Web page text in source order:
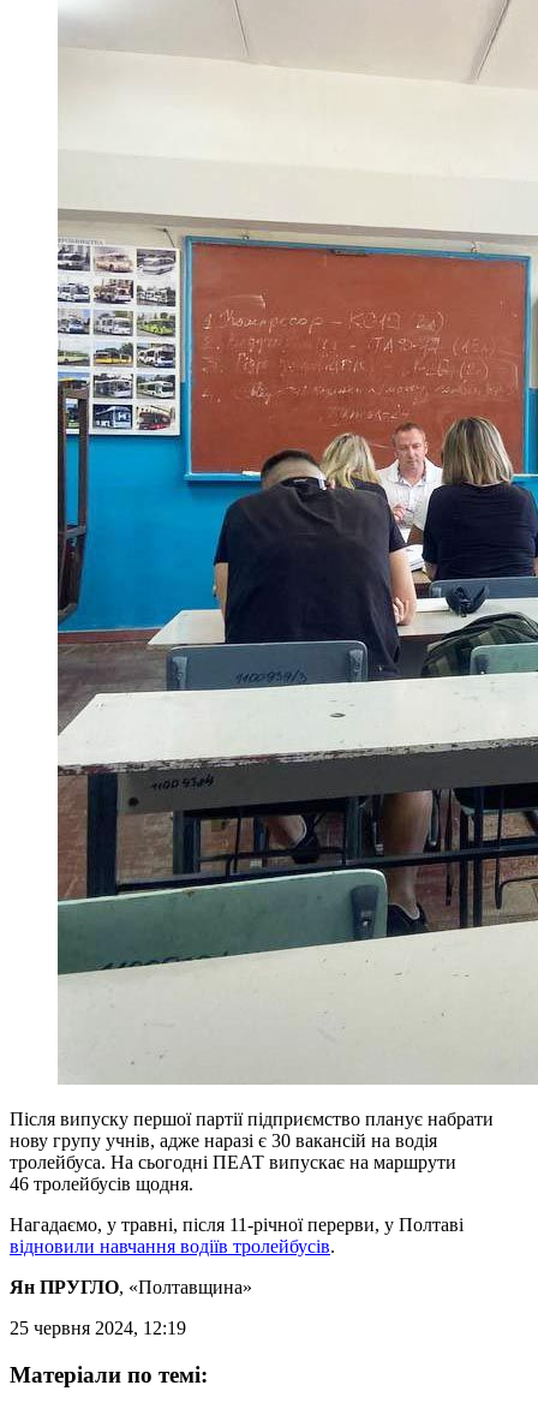
Після випуску першої партії підприємство планує набрати
нову групу учнів, адже наразі є 30 вакансій на водія
тролейбуса. На сьогодні ПЕАТ випускає на маршрути
46 тролейбусів щодня.
Нагадаємо, у травні, після 11-річної перерви, у Полтаві
відновили навчання водіїв тролейбусів.
Ян ПРУГЛО, «Полтавщина»
25 червня 2024, 12:19
Матеріали по темі: